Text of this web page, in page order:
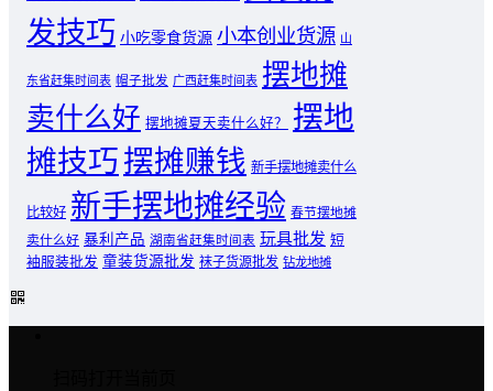
发技巧 小吃零食货源 小本创业货源 山
东省赶集时间表 帽子批发 广西赶集时间表 摆地摊
卖什么好 摆地摊夏天卖什么好？
摆地
摊技巧摆摊赚钱 新手摆地摊卖什么
比较好 新手摆地摊经验 春节摆地摊
卖什么好 暴利产品 湖南省赶集时间表 玩具批发 短
袖服装批发 童装货源批发 袜子货源批发 钻龙地摊